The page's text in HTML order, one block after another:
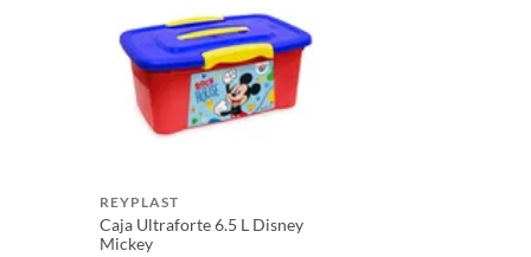
REYPLAST
Caja Ultraforte 6.5 L Disney
Mickey